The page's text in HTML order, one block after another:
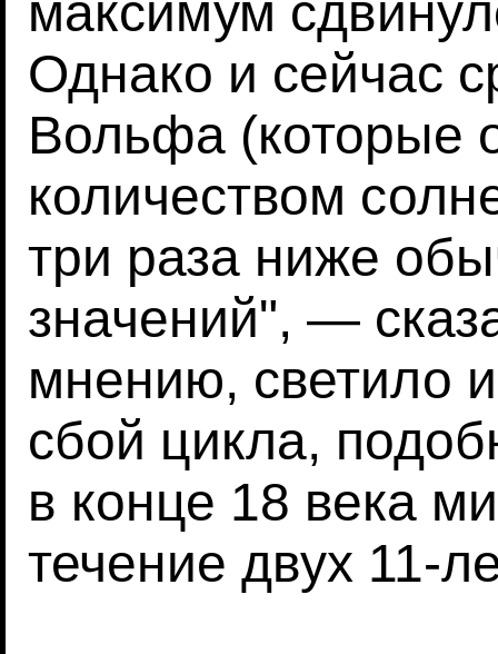
максимум
Однако и сейчас
Вольфа (которые
количеством
три раза ниже
значений", —
мнению, светило
сбой цикла,
в конце 18 века
течение двух 11-